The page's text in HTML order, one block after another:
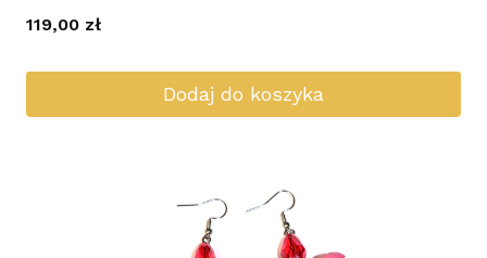
119,00 zł
Dodaj do koszyka